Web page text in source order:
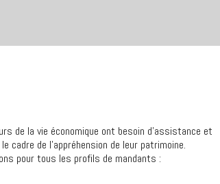
de la vie économique ont besoin d’assistance et
cadre de l’appréhension de leur patrimoine.
pour tous les profils de mandants :